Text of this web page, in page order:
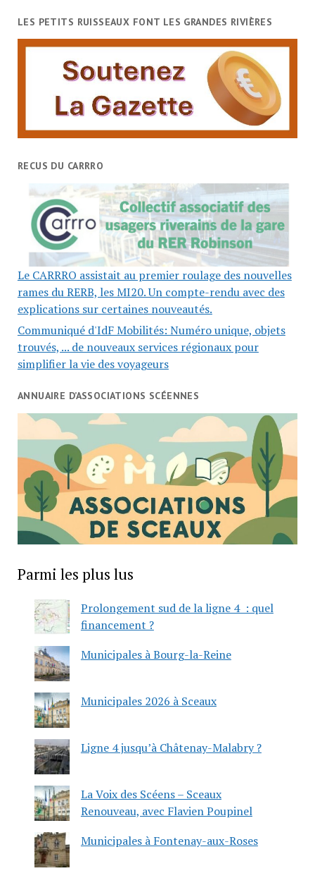
LES PETITS RUISSEAUX FONT LES GRANDES RIVIÈRES
RECUS DU CARRRO
Le CARRRO assistait au premier roulage des nouvelles
rames du RERB, les MI20. Un compte-rendu avec des
explications sur certaines nouveautés.
Communiqué d'IdF Mobilités: Numéro unique, objets
trouvés, ... de nouveaux services régionaux pour
simplifier la vie des voyageurs
ANNUAIRE D’ASSOCIATIONS SCÉENNES
Parmi les plus lus
Prolongement sud de la ligne 4 : quel
financement ?
Municipales à Bourg-la-Reine
Municipales 2026 à Sceaux
Ligne 4 jusqu’à Châtenay-Malabry ?
La Voix des Scéens – Sceaux
Renouveau, avec Flavien Poupinel
Municipales à Fontenay-aux-Roses